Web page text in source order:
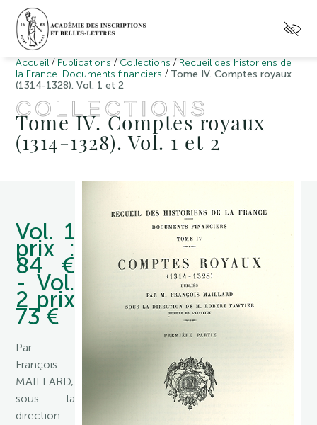
Accueil / Publications / Collections / Recueil des historiens de
la France. Documents financiers / Tome IV. Comptes royaux
(1314-1328). Vol. 1 et 2
COLLECTIONS
Tome IV. Comptes royaux
(1314-1328). Vol. 1 et 2
Vol. 1
prix :
84 €
- Vol.
2 prix
73 €
Par
François
MAILLARD,
sous la
direction